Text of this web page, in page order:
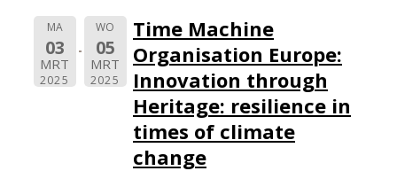
MA
03
MRT
2025
WO
05
MRT
2025
Time Machine
Organisation Europe:
Innovation through
Heritage: resilience in
times of climate
change